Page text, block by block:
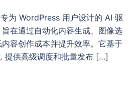
为 WordPress 用户设计的 AI 驱
在通过自动化内容生成、图像选
容创作成本并提升效率。它基于
提供高级调度和批量发布 […]